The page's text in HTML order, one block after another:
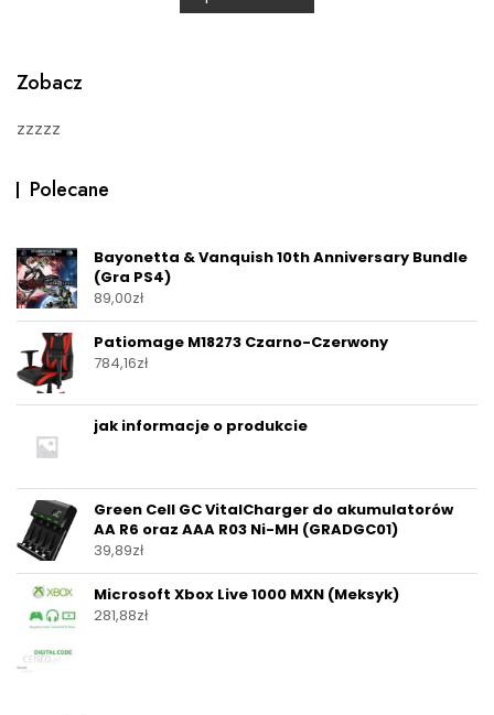
t
Zobacz
zzzzz
Polecane
Bayonetta & Vanquish 10th Anniversary Bundle
(Gra PS4)
89,00zł
Patiomage M18273 Czarno-Czerwony
784,16zł
jak informacje o produkcie
Green Cell GC VitalCharger do akumulatorów
AA R6 oraz AAA R03 Ni-MH (GRADGC01)
39,89zł
Microsoft Xbox Live 1000 MXN (Meksyk)
281,88zł